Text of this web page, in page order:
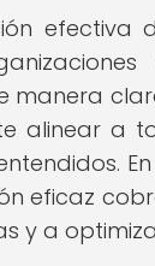
efectiva
manera
alinear a
eficaz
y a